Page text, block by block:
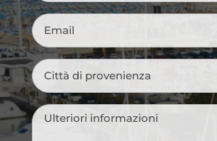
Email
Città
di
provenienza*
Messaggio